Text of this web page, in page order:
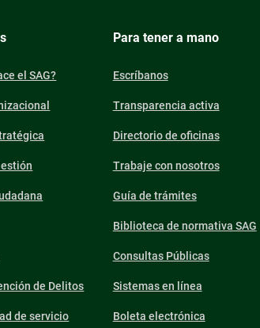
el SAG?
de Delitos
de servicio
Para tener a mano
Escríbanos
Transparencia activa
Directorio de oficinas
Trabaje con nosotros
Guía de trámites
Biblioteca de normativa SAG
Consultas Públicas
Sistemas en línea
Boleta electrónica